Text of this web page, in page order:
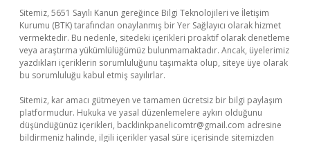
Sitemiz, 5651 Sayılı Kanun gereğince Bilgi Teknolojileri ve İletişim
Kurumu (BTK) tarafından onaylanmış bir Yer Sağlayıcı olarak hizmet
vermektedir. Bu nedenle, sitedeki içerikleri proaktif olarak denetleme
veya araştırma yükümlülüğümüz bulunmamaktadır. Ancak, üyelerimiz
yazdıkları içeriklerin sorumluluğunu taşımakta olup, siteye üye olarak
bu sorumluluğu kabul etmiş sayılırlar.
Sitemiz, kar amacı gütmeyen ve tamamen ücretsiz bir bilgi paylaşım
platformudur. Hukuka ve yasal düzenlemelere aykırı olduğunu
düşündüğünüz içerikleri, backlinkpanelicomtr@gmail.com adresine
bildirmeniz halinde, ilgili içerikler yasal süre içerisinde sitemizden